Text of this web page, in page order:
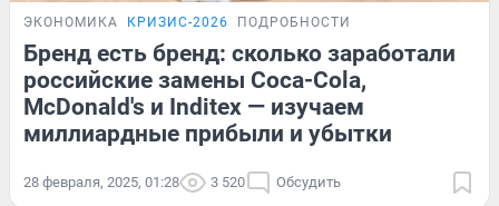
ЭКОНОМИКА КРИЗИС-2026 ПОДРОБНОСТИ
Бренд есть бренд: сколько заработали
российские замены Coca-Cola,
McDonald's и Inditex — изучаем
миллиардные прибыли и убытки
28 февраля, 2025, 01:28 3 520 Обсудить